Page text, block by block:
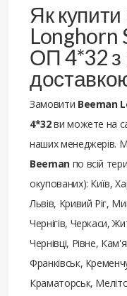
Як
Longhorn
ОП 4*32 з
Замовити Beeman
4*32ви можете на
наших менеджерів.
Beemanпо всій
окупованих): Київ,
Львів, Кривий Ріг,
Чернігів, Черкаси,
Чернівці, Рівне,
Франківськ,
Краматорськ,